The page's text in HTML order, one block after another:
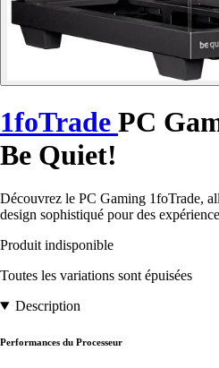
1foTrade PC
Be Quiet!
Découvrez le PC Gaming 1foTrade,
design sophistiqué pour des
Produit indisponible
Toutes les variations sont épuisées
Description
Performances du Processeur